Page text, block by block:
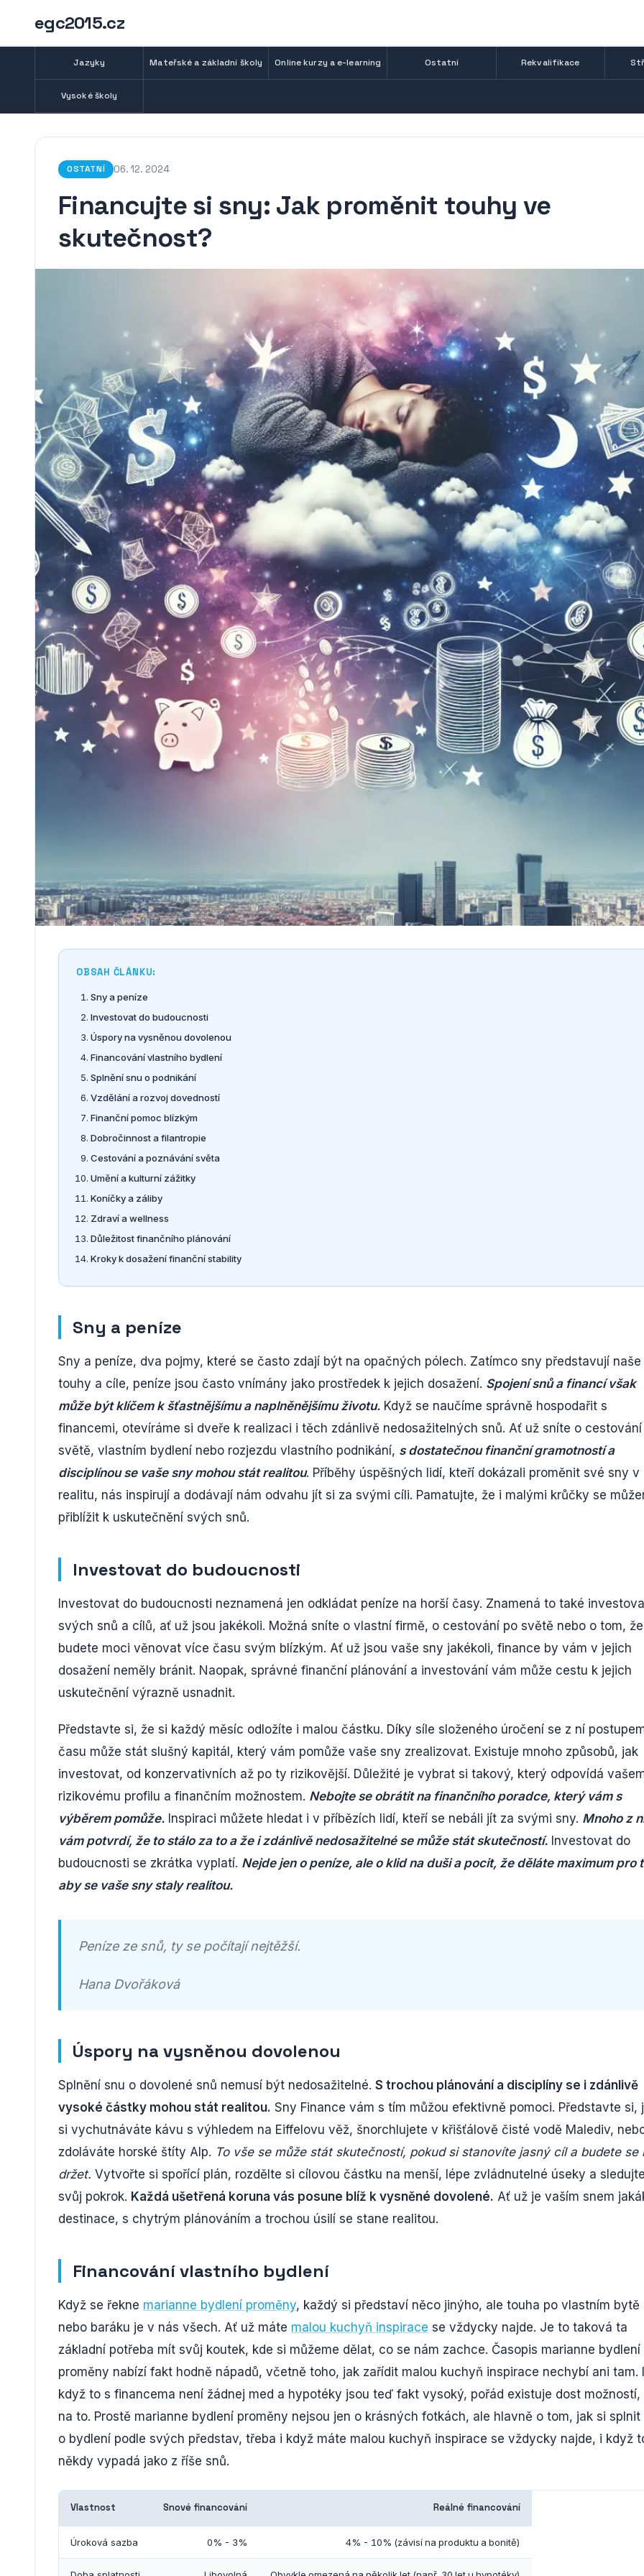
egc2015.cz
Jazyky Mateřské a základní školy Online kurzy a e-learning Ostatní Rekvalifikace
Vysoké školy
OSTATNÍ 06. 12. 2024
Financujte si sny: Jak proměnit touhy ve
skutečnost?
OBSAH ČLÁNKU:
Sny a peníze
Investovat do budoucnosti
Úspory na vysněnou dovolenou
Financování vlastního bydlení
Splnění snu o podnikání
Vzdělání a rozvoj dovedností
Finanční pomoc blízkým
Dobročinnost a filantropie
Cestování a poznávání světa
Umění a kulturní zážitky
Koníčky a záliby
Zdraví a wellness
Důležitost finančního plánování
Kroky k dosažení finanční stability
Sny a peníze
Sny a peníze, dva pojmy, které se často zdají být na opačných pólech. Zatímco sny představují naše
touhy a cíle, peníze jsou často vnímány jako prostředek k jejich dosažení. Spojení snů a financí však
může být klíčem k šťastnějšímu a naplněnějšímu životu. Když se naučíme správně hospodařit s
financemi, otevíráme si dveře k realizaci i těch zdánlivě nedosažitelných snů. Ať už sníte o
světě, vlastním bydlení nebo rozjezdu vlastního podnikání, s dostatečnou finanční gramotností a
disciplínou se vaše sny mohou stát realitou. Příběhy úspěšných lidí, kteří dokázali proměnit své sny v
realitu, nás inspirují a dodávají nám odvahu jít si za svými cíli. Pamatujte, že i malými krůčky se
přiblížit k uskutečnění svých snů.
Investovat do budoucnosti
Investovat do budoucnosti neznamená jen odkládat peníze na horší časy. Znamená to také
svých snů a cílů, ať už jsou jakékoli. Možná sníte o vlastní firmě, o cestování po světě nebo o tom, že
budete moci věnovat více času svým blízkým. Ať už jsou vaše sny jakékoli, finance by vám v jejich
dosažení neměly bránit. Naopak, správné finanční plánování a investování vám může cestu k jejich
uskutečnění výrazně usnadnit.
Představte si, že si každý měsíc odložíte i malou částku. Díky síle složeného úročení se z ní
času může stát slušný kapitál, který vám pomůže vaše sny zrealizovat. Existuje mnoho způsobů, jak
investovat, od konzervativních až po ty rizikovější. Důležité je vybrat si takový, který odpovídá
rizikovému profilu a finančním možnostem. Nebojte se obrátit na finančního poradce, který vám s
výběrem pomůže. Inspiraci můžete hledat i v příbězích lidí, kteří se nebáli jít za svými sny. Mnoho z
vám potvrdí, že to stálo za to a že i zdánlivě nedosažitelné se může stát skutečností. Investovat do
budoucnosti se zkrátka vyplatí. Nejde jen o peníze, ale o klid na duši a pocit, že děláte maximum pro
aby se vaše sny staly realitou.
Peníze ze snů, ty se počítají nejtěžší.
Hana Dvořáková
Úspory na vysněnou dovolenou
Splnění snu o dovolené snů nemusí být nedosažitelné. S trochou plánování a disciplíny se i zdánlivě
vysoké částky mohou stát realitou. Sny Finance vám s tím můžou efektivně pomoci. Představte si,
si vychutnáváte kávu s výhledem na Eiffelovu věž, šnorchlujete v křišťálově čisté vodě Malediv,
zdoláváte horské štíty Alp. To vše se může stát skutečností, pokud si stanovíte jasný cíl a budete se
držet. Vytvořte si spořící plán, rozdělte si cílovou částku na menší, lépe zvládnutelné úseky a sledujte
svůj pokrok. Každá ušetřená koruna vás posune blíž k vysněné dovolené. Ať už je vaším snem
destinace, s chytrým plánováním a trochou úsilí se stane realitou.
Financování vlastního bydlení
Když se řekne marianne bydlení proměny, každý si představí něco jinýho, ale touha po vlastním bytě
nebo baráku je v nás všech. Ať už máte malou kuchyň inspirace se vždycky najde. Je to taková ta
základní potřeba mít svůj koutek, kde si můžeme dělat, co se nám zachce. Časopis marianne bydlení
proměny nabízí fakt hodně nápadů, včetně toho, jak zařídit malou kuchyň inspirace nechybí ani tam. I
když to s financema není žádnej med a hypotéky jsou teď fakt vysoký, pořád existuje dost možností,
na to. Prostě marianne bydlení proměny nejsou jen o krásných fotkách, ale hlavně o tom, jak si splnit
o bydlení podle svých představ, třeba i když máte malou kuchyň inspirace se vždycky najde, i když
někdy vypadá jako z říše snů.
Vlastnost Snové financování Reálné financování
Úroková sazba 0% - 3% 4% - 10% (závisí na produktu a bonitě)